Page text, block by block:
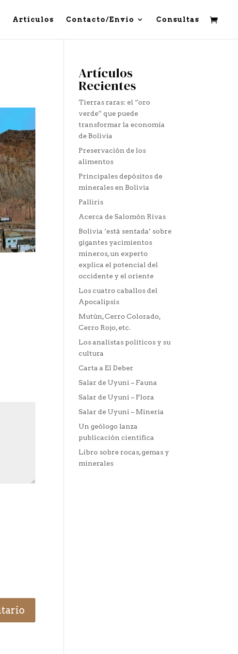
Artículos Contacto/Envío Consultas
Artículos
Recientes
Tierras raras: el “oro
verde” que puede
transformar la economía
de Bolivia
Preservación de los
alimentos
Principales depósitos de
minerales en Bolivia
Palliris
Acerca de Salomón Rivas
Bolivia ‘está sentada’ sobre
gigantes yacimientos
mineros, un experto
explica el potencial del
occidente y el oriente
Los cuatro caballos del
Apocalipsis
Mutún, Cerro Colorado,
Cerro Rojo, etc.
Los analístas políticos y su
cultura
Carta a El Deber
Salar de Uyuni – Fauna
Salar de Uyuni – Flora
Salar de Uyuni – Minería
Un geólogo lanza
publicación científica
Libro sobre rocas, gemas y
minerales